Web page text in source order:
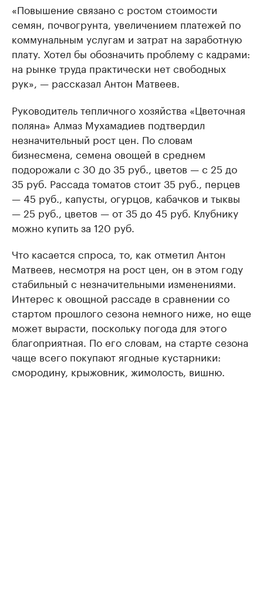
«Повышение связано с ростом стоимости
семян, почвогрунта, увеличением платежей по
коммунальным услугам и затрат на заработную
плату. Хотел бы обозначить проблему с кадрами:
на рынке труда практически нет свободных
рук», — рассказал Антон Матвеев.
Руководитель тепличного хозяйства «Цветочная
поляна» Алмаз Мухамадиев подтвердил
незначительный рост цен. По словам
бизнесмена, семена овощей в среднем
подорожали с 30 до 35 руб., цветов — с 25 до
35 руб. Рассада томатов стоит 35 руб., перцев
— 45 руб., капусты, огурцов, кабачков и тыквы
— 25 руб., цветов — от 35 до 45 руб. Клубнику
можно купить за 120 руб.
Что касается спроса, то, как отметил Антон
Матвеев, несмотря на рост цен, он в этом году
стабильный с незначительными изменениями.
Интерес к овощной рассаде в сравнении со
стартом прошлого сезона немного ниже, но еще
может вырасти, поскольку погода для этого
благоприятная. По его словам, на старте сезона
чаще всего покупают ягодные кустарники:
смородину, крыжовник, жимолость, вишню.